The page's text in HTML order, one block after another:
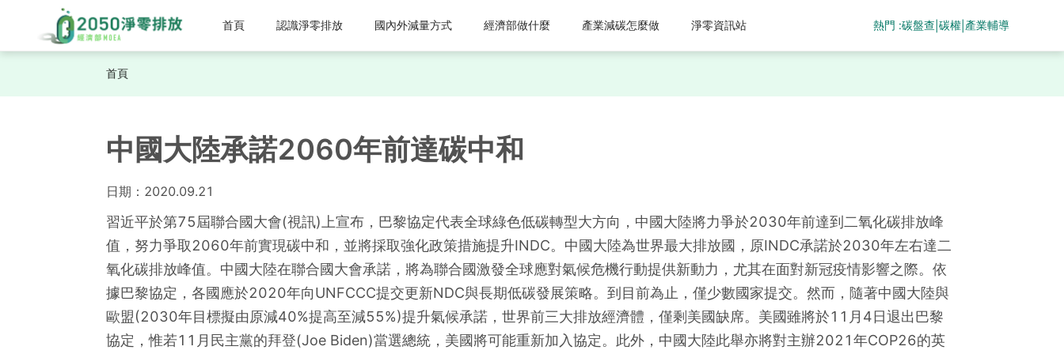
首頁 認識淨零排放 國內外減量方式 經濟部做什麼 產業減碳怎麼做 淨零資訊站 熱門 :碳盤查 |碳權 產業輔導
首頁
中國大陸承諾2060年前達碳中和
日期： 2020.09.21
習近平於第75屆聯合國大會(視訊)上宣布，巴黎協定代表全球綠色低碳轉型大方向，中國大陸將力爭於2030年前達到二氧化碳排放峰
值，努力爭取2060年前實現碳中和，並將採取強化政策措施提升INDC。中國大陸為世界最大排放國，原INDC承諾於2030年左右達二
氧化碳排放峰值。中國大陸在聯合國大會承諾，將為聯合國激發全球應對氣候危機行動提供新動力，尤其在面對新冠疫情影響之際。依
據巴黎協定，各國應於2020年向UNFCCC提交更新NDC與長期低碳發展策略。到目前為止，僅少數國家提交。然而，隨著中國大陸與
歐盟(2030年目標擬由原減40%提高至減55%)提升氣候承諾，世界前三大排放經濟體，僅剩美國缺席。美國雖將於11月4日退出巴黎
協定，惟若11月民主黨的拜登(Joe Biden)當選總統，美國將可能重新加入協定。此外，中國大陸此舉亦將對主辦2021年COP26的英